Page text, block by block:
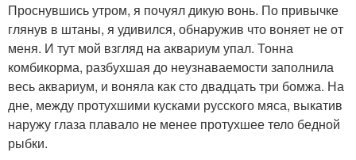
Проснувшись утром, я почуял дикую вонь. По привычке
глянув в штаны, я удивился, обнаружив что воняет не от
меня. И тут мой взгляд на аквариум упал. Тонна
комбикорма, разбухшая до неузнаваемости заполнила
весь аквариум, и воняла как сто двадцать три бомжа. На
дне, между протухшими кусками русского мяса, выкатив
наружу глаза плавало не менее протухшее тело бедной
рыбки.